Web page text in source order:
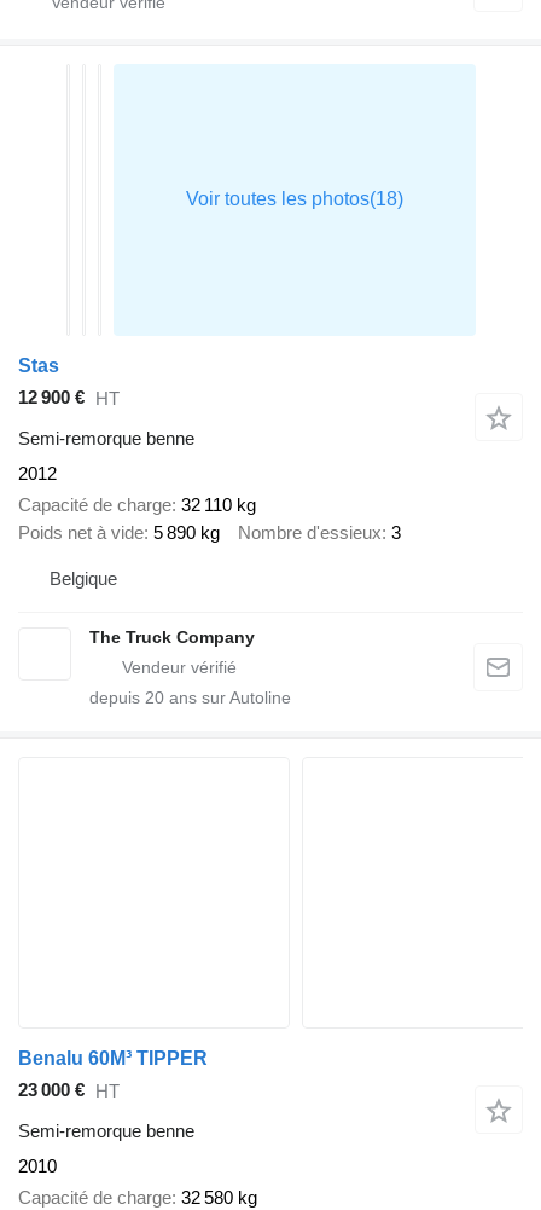
Stas
12 900 € HT
Semi-remorque benne
2012
Capacité de charge 32 110 kg
Poids net à vide 5 890 kg Nombre d'essieux 3
Belgique
The Truck Company
depuis 20 ans sur Autoline
Benalu 60M³ TIPPER
23 000 €
HT
Semi-remorque benne
2010
Capacité de charge 32 580 kg